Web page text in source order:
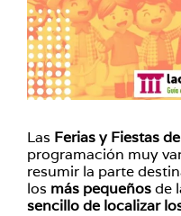
Las Ferias y Fiestas
programación muy
resumir la parte
los más pequeñosde
sencillo de localizar